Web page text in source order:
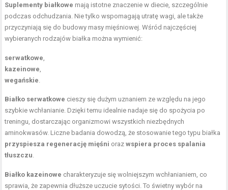
Suplementy białkowe mają istotne znaczenie w diecie, szczególnie
podczas odchudzania. Nie tylko wspomagają utratę wagi, ale także
przyczyniają się do budowy masy mięśniowej. Wśród najczęściej
wybieranych rodzajów białka można wymienić:
serwatkowe
kazeinowe
wegańskie
Białko serwatkowe cieszy się dużym uznaniem ze względu na jego
szybkie wchłanianie. Dzięki temu idealnie nadaje się do spożycia po
treningu, dostarczając organizmowi wszystkich niezbędnych
aminokwasów. Liczne badania dowodzą, że stosowanie tego typu białka
przyspiesza regenerację mięśni orazwspiera proces spalania
tłuszczu
Białko kazeinowe charakteryzuje się wolniejszym wchłanianiem, co
sprawia, że zapewnia dłuższe uczucie sytości. To świetny wybór na